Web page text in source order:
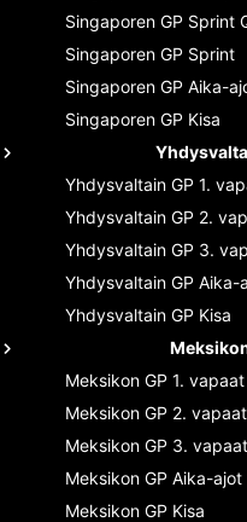
Singaporen GP Sprint
Singaporen GP Sprint
Singaporen GP Aika-
Singaporen GP Kisa
Yhdysvaltain GP 1.
Yhdysvaltain GP 2.
Yhdysvaltain GP 3.
Yhdysvaltain GP Aika-
Yhdysvaltain GP Kisa
Meksikon GP 1.
Meksikon GP 2.
Meksikon GP 3.
Meksikon GP Aika-ajot
Meksikon GP Kisa